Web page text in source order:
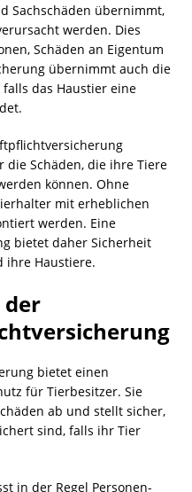
Sachschäden übernimmt,
werden. Dies
Schäden an Eigentum
übernimmt auch die
das Haustier eine
Schäden, die ihre Tiere
können. Ohne
mit erheblichen
werden. Eine
bietet daher Sicherheit
ihre Haustiere.
der
bietet einen
für Tierbesitzer. Sie
ab und stellt sicher,
sind, falls ihr Tier
in der Regel Personen-